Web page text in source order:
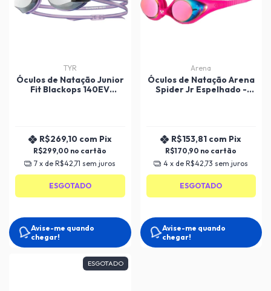
TYR
Óculos de Natação Junior
Fit Blackops 140EV
R$299,00
R$269,10 com Pix
7 x deR$42,71 sem juros
ESGOTADO
Avise-me quando
chegar!
Arena
Óculos de Natação Arena
Spider Jr Espelhado -
R$170,90
R$153,81 com Pix
4 x deR$42,73 sem juros
ESGOTADO
Avise-me quando
chegar!
ESGOTADO